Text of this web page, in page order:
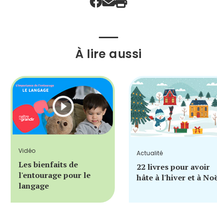
À lire aussi
Vidéo
Les bienfaits de
l'entourage pour le
langage
Actualité
22 livres pour avoir
hâte à l'hiver et à